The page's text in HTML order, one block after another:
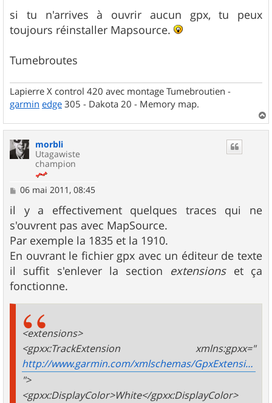
g
e
si tu n'arrives à ouvrir aucun gpx, tu peux
toujours réinstaller Mapsource.
Tumebroutes
Lapierre X control 420 avec montage Tumebroutien -
garmin edge 305 - Dakota 20 - Memory map.
a
morbli
Utagawiste
champion
M
a
g
e
06 mai 2011, 08:45
il y a effectivement quelques traces qui ne
s'ouvrent pas avec MapSource.
Par exemple la 1835 et la 1910.
En ouvrant le fichier gpx avec un éditeur de texte
il suffit s'enlever la section extensionset ça
fonctionne.
<extensions>
<gpxx:TrackExtension xmlns:gpxx="
http://www.garmin.com/xmlschemas/GpxExtensions/v3
">
<gpxx:DisplayColor>White</gpxx:DisplayColor>